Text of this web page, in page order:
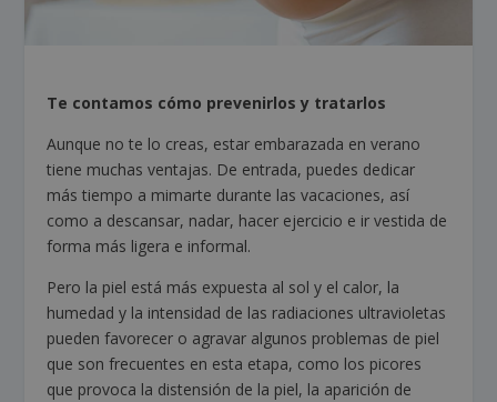
Te contamos cómo prevenirlos y tratarlos
Aunque no te lo creas, estar embarazada en verano
tiene muchas ventajas. De entrada, puedes dedicar
más tiempo a mimarte durante las vacaciones, así
como a descansar, nadar, hacer ejercicio e ir vestida de
forma más ligera e informal.
Pero la piel está más expuesta al sol y el calor, la
humedad y la intensidad de las radiaciones ultravioletas
pueden favorecer o agravar algunos problemas de piel
que son frecuentes en esta etapa, como los picores
que provoca la distensión de la piel, la aparición de